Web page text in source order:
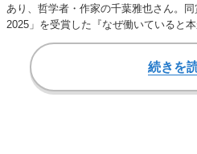
あり、哲学者・作家の千葉雅也さん。
2025」を受賞した『なぜ働いていると
る文芸評論家…
続きを